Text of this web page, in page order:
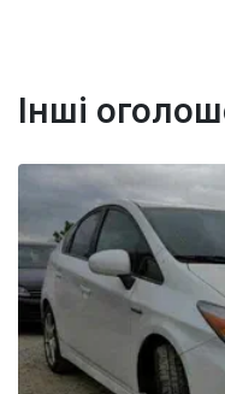
Інші